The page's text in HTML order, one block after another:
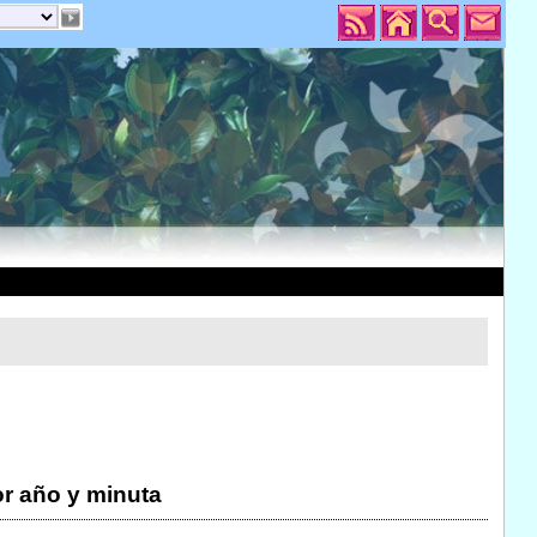
año y minuta